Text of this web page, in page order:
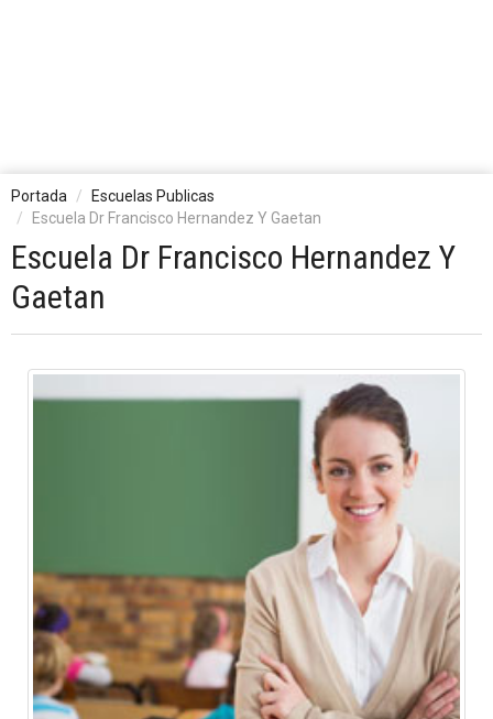
Portada
Escuelas Publicas
Escuela Dr Francisco Hernandez Y Gaetan
Escuela Dr Francisco Hernandez Y
Gaetan